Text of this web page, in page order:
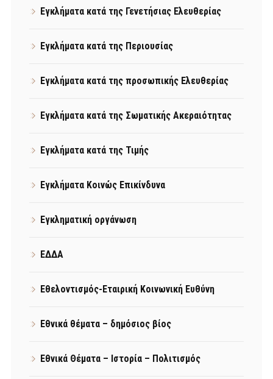
Εγκλήματα κατά της Γενετήσιας Ελευθερίας
Εγκλήματα κατά της Περιουσίας
Εγκλήματα κατά της προσωπικής Ελευθερίας
Εγκλήματα κατά της Σωματικής Ακεραιότητας
Εγκλήματα κατά της Τιμής
Εγκλήματα Κοινώς Επικίνδυνα
Εγκληματική οργάνωση
ΕΔΔΑ
Εθελοντισμός-Εταιρική Κοινωνική Ευθύνη
Εθνικά θέματα – δημόσιος βίος
Εθνικά Θέματα – Ιστορία – Πολιτισμός